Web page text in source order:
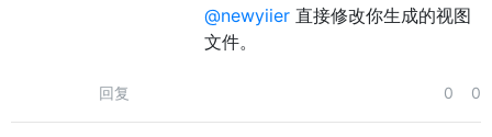
@newyiier 直接修改你生成的视图
文件。
回复 0 0